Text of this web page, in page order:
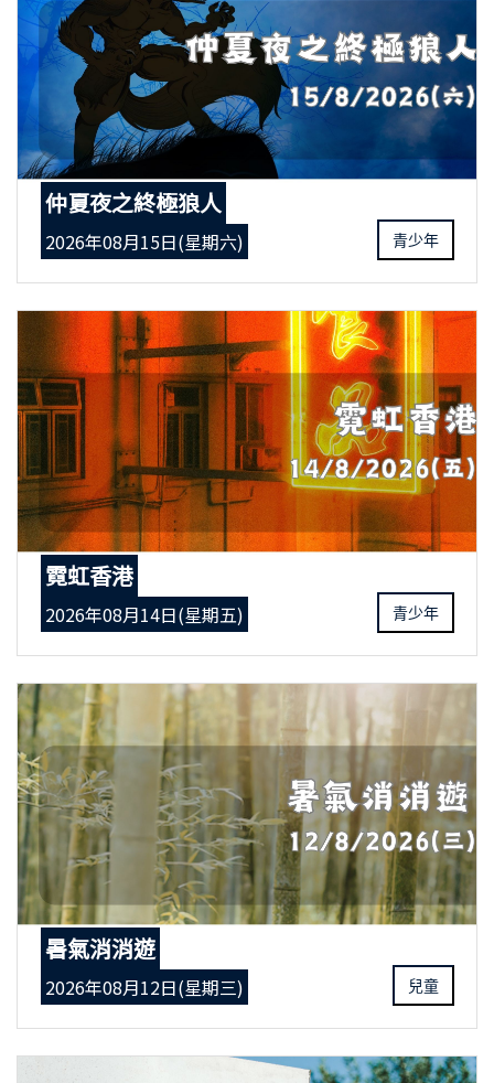
仲夏夜之終極狼人
2026年08月15日(星期六) 青少年
霓虹香港
2026年08月14日(星期五) 青少年
暑氣消消遊
2026年08月12日(星期三) 兒童